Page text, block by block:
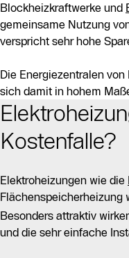
Blockheizkraftwerke und
gemeinsame Nutzung
verspricht sehr hohe
Die Energiezentralen
sich damit in hohem
Kostenfalle?
Elektroheizungen wie die
Flächenspeicherheizung
Besonders attraktiv
und die sehr einfache